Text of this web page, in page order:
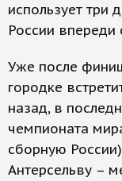
использует три
России
Уже после
городке
назад, в
чемпионата
сборную
Антерсельву –